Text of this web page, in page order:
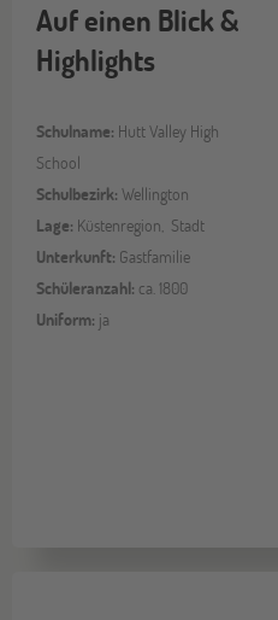
Auf einen Blick &
Highlights
Schulname: Hutt Valley High
School
Schulbezirk: Wellington
Lage: Küstenregion, Stadt
Unterkunft: Gastfamilie
Schüleranzahl: ca. 1800
Uniform: ja